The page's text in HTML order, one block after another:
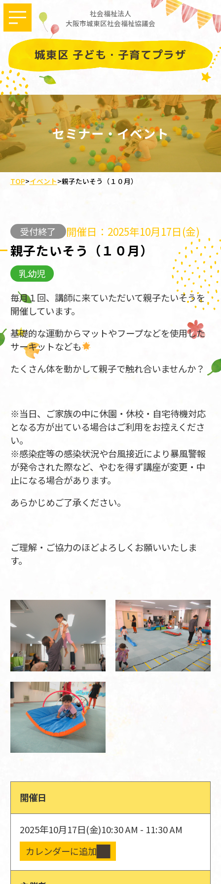
社会福祉法人
大阪市城東区社会福祉協議会
城東区 子ども・子育てプラザ
セミナー・イベント
TOP>イベント>親子たいそう（１０月）
受付終了 開催日：2025年10月17日(金)
親子たいそう（１０月）
乳幼児
毎月１回、講師に来ていただいて親子たいそうを
開催しています。
基礎的な運動からマットやフープなどを使用した
サーキットなども
たくさん体を動かして親子で触れ合いませんか？
※当日、ご家族の中に休園・休校・自宅待機対応
となる方が出ている場合はご利用をお控えくださ
い。
※感染症等の感染状況や台風接近により暴風警報
が発令された際など、やむを得ず講座が変更・中
止になる場合があります。
あらかじめご了承ください。
ご理解・ご協力のほどよろしくお願いいたしま
す。
開催日
2025年10月17日(金)10:30 AM - 11:30 AM
カレンダーに追加